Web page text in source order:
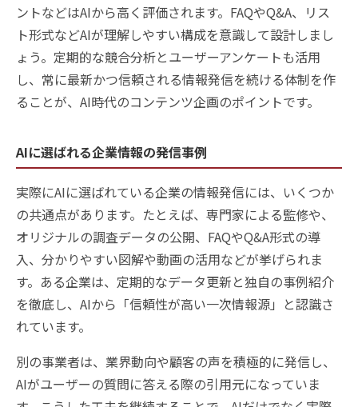
ントなどはAIから高く評価されます。FAQやQ&A、リス
ト形式などAIが理解しやすい構成を意識して設計しまし
ょう。定期的な競合分析とユーザーアンケートも活用
し、常に最新かつ信頼される情報発信を続ける体制を作
ることが、AI時代のコンテンツ企画のポイントです。
AIに選ばれる企業情報の発信事例
実際にAIに選ばれている企業の情報発信には、いくつか
の共通点があります。たとえば、専門家による監修や、
オリジナルの調査データの公開、FAQやQ&A形式の導
入、分かりやすい図解や動画の活用などが挙げられま
す。ある企業は、定期的なデータ更新と独自の事例紹介
を徹底し、AIから「信頼性が高い一次情報源」と認識さ
れています。
別の事業者は、業界動向や顧客の声を積極的に発信し、
AIがユーザーの質問に答える際の引用元になっていま